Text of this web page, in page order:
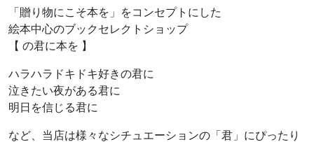
「贈り物にこそ本を」をコンセプトにした
絵本中心のブックセレクトショップ
【 の君に本を 】
ハラハラドキドキ好きの君に
泣きたい夜がある君に
明日を信じる君に
など、当店は様々なシチュエーションの「君」にぴったり